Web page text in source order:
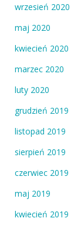
wrzesień 2020
maj 2020
kwiecień 2020
marzec 2020
luty 2020
grudzień 2019
listopad 2019
sierpień 2019
czerwiec 2019
maj 2019
kwiecień 2019